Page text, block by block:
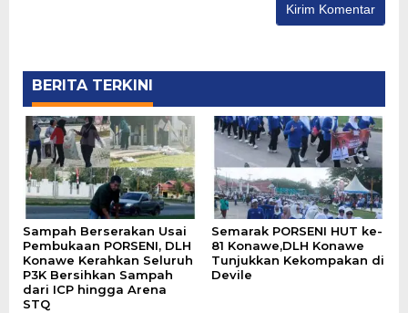
BERITA TERKINI
Sampah Berserakan Usai
Pembukaan PORSENI, DLH
Konawe Kerahkan Seluruh
P3K Bersihkan Sampah
dari ICP hingga Arena
STQ
Semarak PORSENI HUT ke-
81 Konawe,DLH Konawe
Tunjukkan Kekompakan di
Devile